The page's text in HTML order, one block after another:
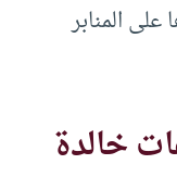
المنابر
خالدة